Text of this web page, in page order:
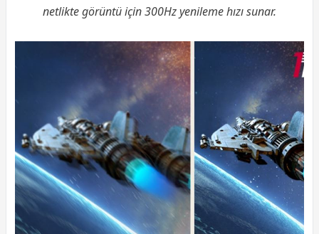
netlikte görüntü için 300Hz yenileme hızı sunar.